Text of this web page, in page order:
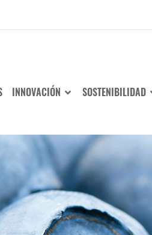
INNOVACIÓN SOSTENIBILIDAD